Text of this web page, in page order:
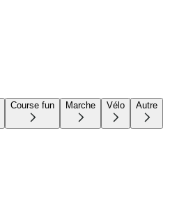
Course fun Marche Vélo Autre